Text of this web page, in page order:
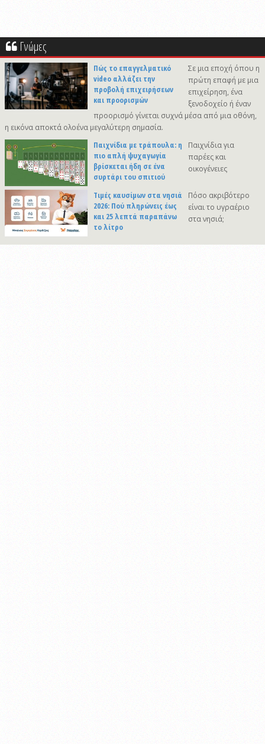
Γνώμες
Πώς το επαγγελματικό
video αλλάζει την
προβολή επιχειρήσεων
και προορισμών
Σε μια εποχή όπου η
πρώτη επαφή με μια
επιχείρηση, ένα
ξενοδοχείο ή έναν
προορισμό γίνεται συχνά μέσα από μια οθόνη,
η εικόνα αποκτά ολοένα μεγαλύτερη σημασία.
Παιχνίδια με τράπουλα: η
πιο απλή ψυχαγωγία
βρίσκεται ήδη σε ένα
συρτάρι του σπιτιού
Παιχνίδια για
παρέες και
οικογένειες
Τιμές καυσίμων στα νησιά
2026: Πού πληρώνεις έως
και 25 λεπτά παραπάνω
το λίτρο
Πόσο ακριβότερο
είναι το υγραέριο
στα νησιά;